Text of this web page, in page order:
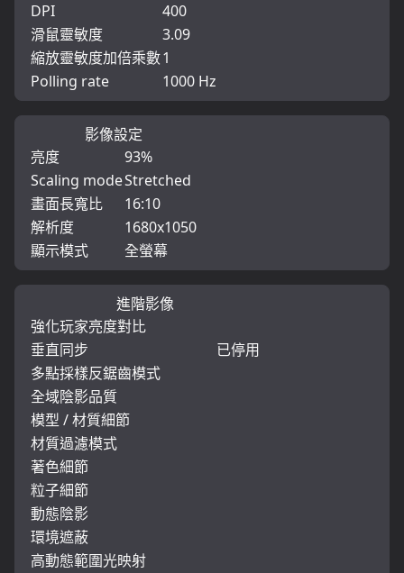
DPI
400
滑鼠靈敏度
3.09
縮放靈敏度加倍乘數1
Polling rate
1000 Hz
影像設定
亮度
93%
Scaling modeStretched
畫面長寬比
16:10
解析度
1680x1050
顯示模式
全螢幕
進階影像
強化玩家亮度對比
垂直同步
已停用
多點採樣反鋸齒模式
全域陰影品質
模型 / 材質細節
材質過濾模式
著色細節
粒子細節
動態陰影
環境遮蔽
高動態範圍光映射